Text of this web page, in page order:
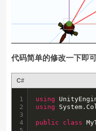
代码简单的修改一下即可
C#
1
2
3
4
using
using
public class